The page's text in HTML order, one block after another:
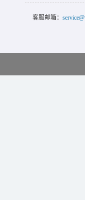
客服邮箱：